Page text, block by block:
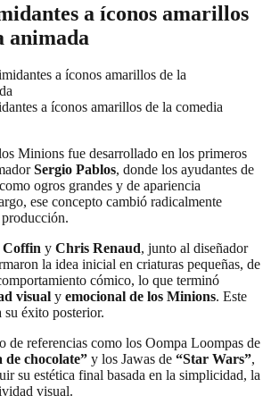
a íconos amarillos
animada
a íconos amarillos de la comedia
Minions fue desarrollado en los primeros
Sergio Pablos, donde los ayudantes de
ogros grandes y de apariencia
ese concepto cambió radicalmente
Coffin y Chris Renaud, junto al diseñador
la idea inicial en criaturas pequeñas, de
cómico, lo que terminó
visual y emocional de los Minions. Este
su éxito posterior.
de referencias como los Oompa Loompas de
chocolate” y los Jawas de “Star Wars”,
su estética final basada en la simplicidad, la
visual.